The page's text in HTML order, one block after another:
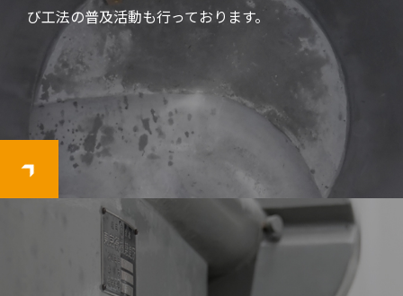
び工法の普及活動も行っております。